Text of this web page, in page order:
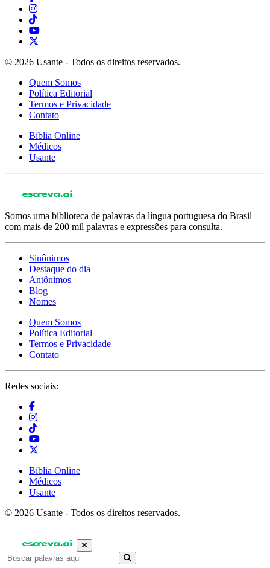
© 2026 Usante - Todos os direitos reservados.
Quem Somos
Política Editorial
Termos e Privacidade
Contato
Bíblia Online
Médicos
Usante
Somos uma biblioteca de palavras da língua portuguesa do Brasil
com mais de 200 mil palavras e expressões para consulta.
Sinônimos
Destaque do dia
Antônimos
Blog
Nomes
Quem Somos
Política Editorial
Termos e Privacidade
Contato
Redes sociais:
Bíblia Online
Médicos
Usante
© 2026 Usante - Todos os direitos reservados.